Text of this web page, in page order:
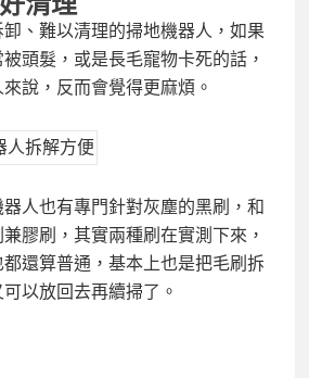
、難以清理的掃地機器人，如果
頭髮，或是長毛寵物卡死的話，
說，反而會覺得更麻煩。
人也有專門針對灰塵的黑刷，和
膠刷，其實兩種刷在實測下來，
還算普通，基本上也是把毛刷拆
以放回去再續掃了。